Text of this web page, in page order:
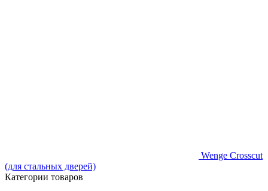
Wenge Crosscut
(для стальных дверей)
Категории товаров